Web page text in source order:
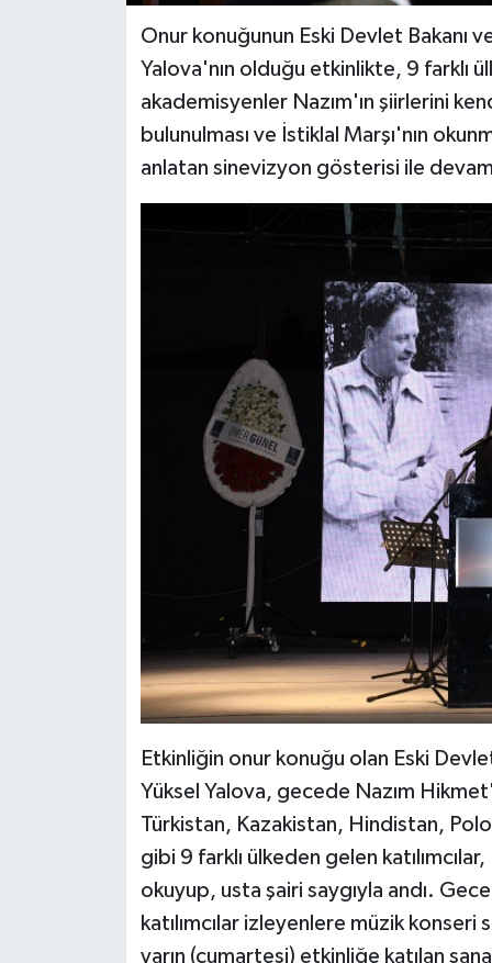
Onur konuğunun Eski Devlet Bakanı
Yalova'nın olduğu etkinlikte, 9 farklı
akademisyenler Nazım'ın şiirlerini
bulunulması ve İstiklal Marşı'nın
anlatan sinevizyon gösterisi ile
Etkinliğin onur konuğu olan Eski
Yüksel Yalova, gecede Nazım
Türkistan, Kazakistan, Hindistan,
gibi 9 farklı ülkeden gelen
okuyup, usta şairi saygıyla andı.
katılımcılar izleyenlere müzik
yarın (cumartesi) etkinliğe katılan